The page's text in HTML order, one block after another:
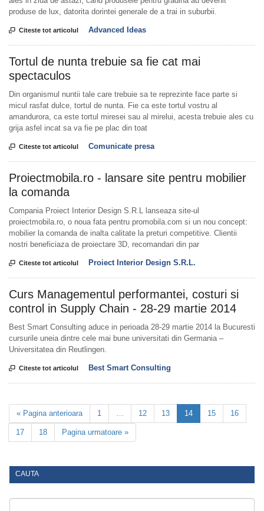
produse de lux, datorita dorintei generale de a trai in suburbii.
 Citeste tot articolul Advanced Ideas
Tortul de nunta trebuie sa fie cat mai
spectaculos
Din organismul nuntii tale care trebuie sa te reprezinte face parte si
micul rasfat dulce, tortul de nunta. Fie ca este tortul vostru al
amandurora, ca este tortul miresei sau al mirelui, acesta trebuie ales cu
grija asfel incat sa va fie pe plac din toat
 Citeste tot articolul Comunicate presa
Proiectmobila.ro - lansare site pentru mobilier
la comanda
Compania Proiect Interior Design S.R.L lanseaza site-ul
proiectmobila.ro, o noua fata pentru promobila.com si un nou concept:
mobilier la comanda de inalta calitate la preturi competitive. Clientii
nostri beneficiaza de proiectare 3D, recomandari din par
 Citeste tot articolul Proiect Interior Design S.R.L.
Curs Managementul performantei, costuri si
control in Supply Chain - 28-29 martie 2014
Best Smart Consulting aduce in perioada 28-29 martie 2014 la Bucuresti
cursurile uneia dintre cele mai bune universitati din Germania –
Universitatea din Reutlingen.
 Citeste tot articolul Best Smart Consulting
« Pagina anterioara 1 … 12 13 14 15 16
17 18 Pagina urmatoare »
CAUTA